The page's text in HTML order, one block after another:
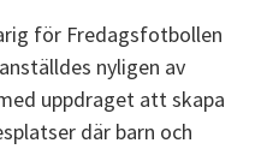
för Fredagsfotbollen
nyligen av
uppdraget att skapa
där barn och